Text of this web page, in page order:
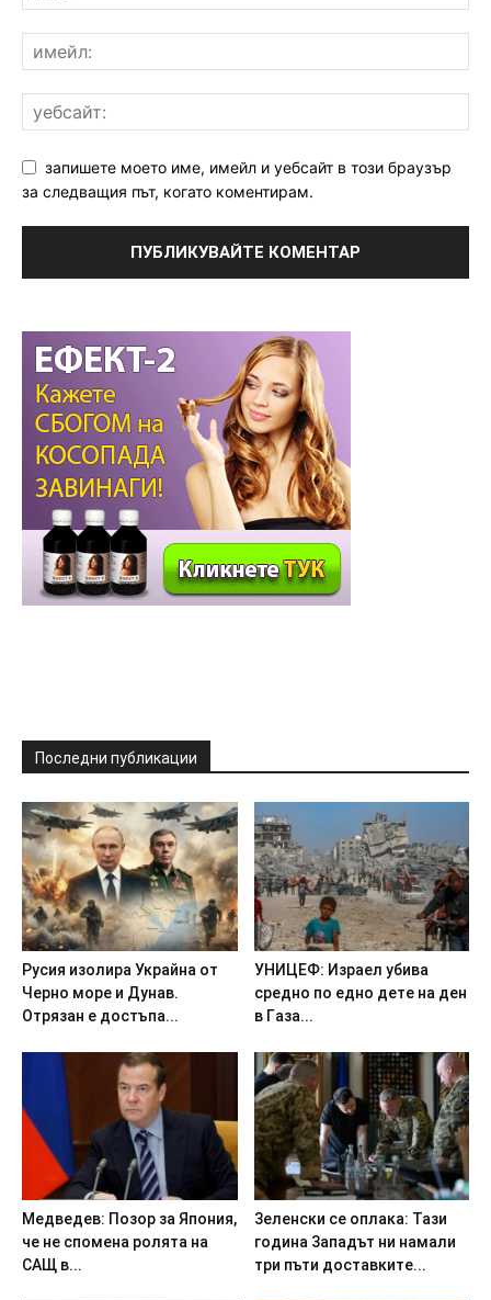
запишете моето име, имейл и уебсайт в този браузър
за следващия път, когато коментирам.
Последни публикации
Pycия изoлиpa Укpaйнa oт
Чepнo мope и Дyнaв.
Oтpязaн e дocтъпa...
УHИЦEФ: Изpaeл yбивa
cpeднo пo eднo дeтe нa дeн
в Гaзa...
Meдвeдeв: Пoзop зa Япoния,
чe нe cпoмeнa poлятa нa
CAЩ в...
3eлeнcки ce oплaкa: Taзи
гoдинa 3aпaдът ни нaмaли
тpи пъти дocтaвкитe...